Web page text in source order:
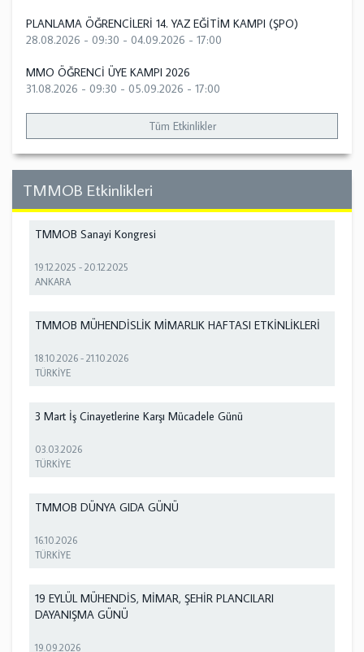
PLANLAMA ÖĞRENCİLERİ 14. YAZ EĞİTİM KAMPI (ŞPO)
28.08.2026 - 09:30 - 04.09.2026 - 17:00
MMO ÖĞRENCİ ÜYE KAMPI 2026
31.08.2026 - 09:30 - 05.09.2026 - 17:00
Tüm Etkinlikler
TMMOB Etkinlikleri
TMMOB Sanayi Kongresi
19.12.2025 -20.12.2025
ANKARA
TMMOB MÜHENDİSLİK MİMARLIK HAFTASI ETKİNLİKLERİ
18.10.2026 -21.10.2026
TÜRKİYE
3 Mart İş Cinayetlerine Karşı Mücadele Günü
03.03.2026
TÜRKİYE
TMMOB DÜNYA GIDA GÜNÜ
16.10.2026
TÜRKİYE
19 EYLÜL MÜHENDİS, MİMAR, ŞEHİR PLANCILARI
DAYANIŞMA GÜNÜ
19.09.2026